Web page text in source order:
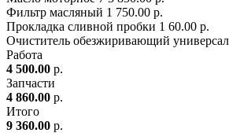
Фильтр масляный 1 750.00 р.
Прокладка сливной пробки 1 60.00 р.
Очиститель обезжиривающий
Работа
4 500.00 р.
Запчасти
4 860.00 р.
Итого
9 360.00 р.